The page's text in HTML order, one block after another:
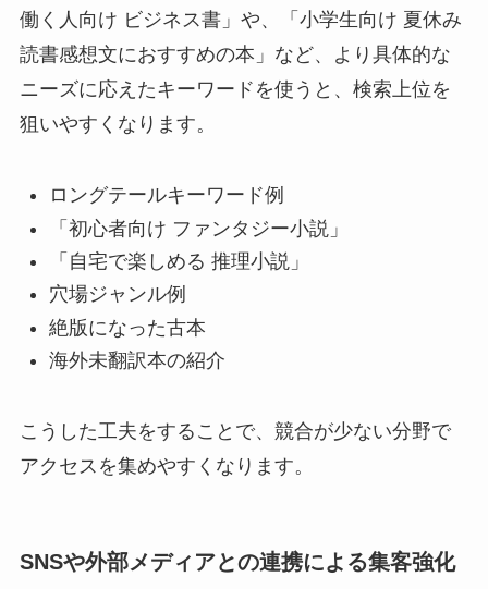
働く人向け ビジネス書」や、「小学生向け 夏休み
読書感想文におすすめの本」など、より具体的な
ニーズに応えたキーワードを使うと、検索上位を
狙いやすくなります。
ロングテールキーワード例
「初心者向け ファンタジー小説」
「自宅で楽しめる 推理小説」
穴場ジャンル例
絶版になった古本
海外未翻訳本の紹介
こうした工夫をすることで、競合が少ない分野で
アクセスを集めやすくなります。
SNSや外部メディアとの連携による集客強化